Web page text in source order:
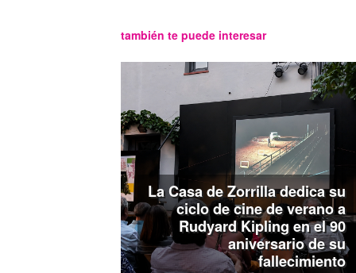
también te puede interesar
La Casa de Zorrilla dedica su
ciclo de cine de verano a
Rudyard Kipling en el 90
aniversario de su
fallecimiento